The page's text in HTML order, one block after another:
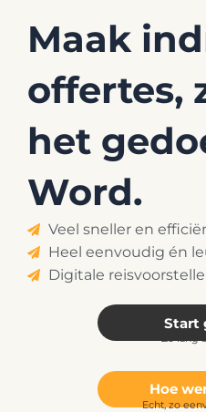
inhoud
Maak
offertes,
het
Word.
Veel sneller en
Heel eenvoudig én
Digitale
Start
Zo lang
Hoe
Echt, zo